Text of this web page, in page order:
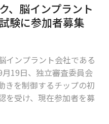
、脳インプラント
験に参加者募集
インプラント会社である
19日、独立審査委員会
きを制御するチップの初
を受け、現在参加者を募